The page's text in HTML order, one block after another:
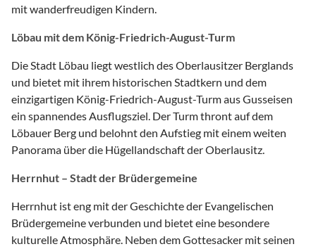
mit wanderfreudigen Kindern.
Löbau mit dem König-Friedrich-August-Turm
Die Stadt Löbau liegt westlich des Oberlausitzer Berglands
und bietet mit ihrem historischen Stadtkern und dem
einzigartigen König-Friedrich-August-Turm aus Gusseisen
ein spannendes Ausflugsziel. Der Turm thront auf dem
Löbauer Berg und belohnt den Aufstieg mit einem weiten
Panorama über die Hügellandschaft der Oberlausitz.
Herrnhut – Stadt der Brüdergemeine
Herrnhut ist eng mit der Geschichte der Evangelischen
Brüdergemeine verbunden und bietet eine besondere
kulturelle Atmosphäre. Neben dem Gottesacker mit seinen